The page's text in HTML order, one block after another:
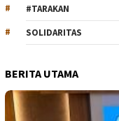
#TARAKAN
SOLIDARITAS
BERITA UTAMA